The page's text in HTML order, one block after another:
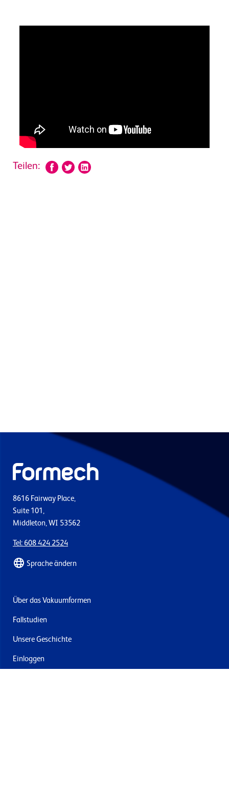
Teilen:
8616 Fairway Place,
Suite 101,
Middleton, WI 53562
Tel: 608 424 2524
Sprache ändern
Über das Vakuumformen
Fallstudien
Unsere Geschichte
Einloggen